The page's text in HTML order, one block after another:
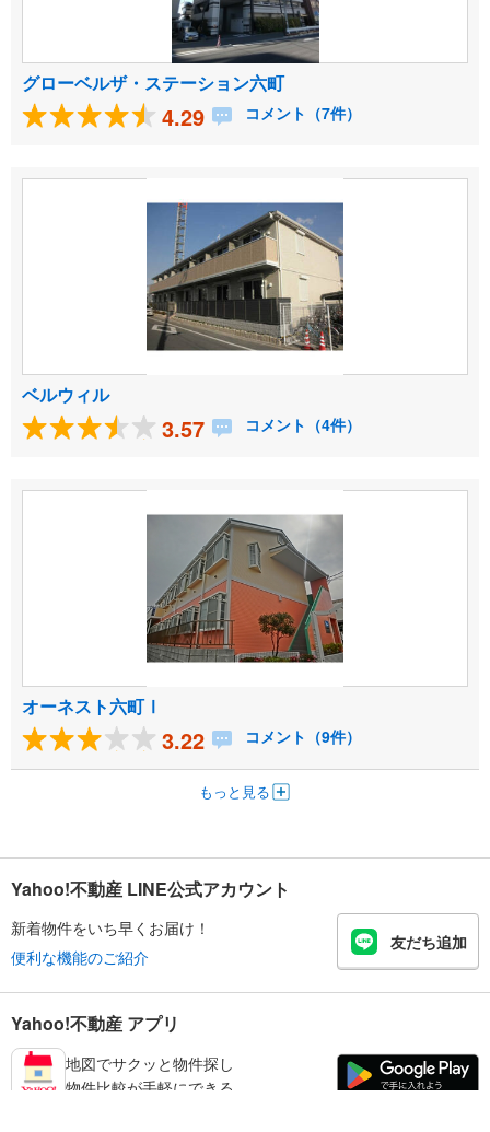
グローベルザ・ステーション六町
4.29 コメント（7件）
ベルウィル
3.57 コメント（4件）
オーネスト六町Ⅰ
3.22 コメント（9件）
もっと見る
Yahoo!不動産 LINE公式アカウント
新着物件をいち早くお届け！
便利な機能のご紹介
友だち追加
Yahoo!不動産 アプリ
地図でサクッと物件探し
物件比較が手軽にできる